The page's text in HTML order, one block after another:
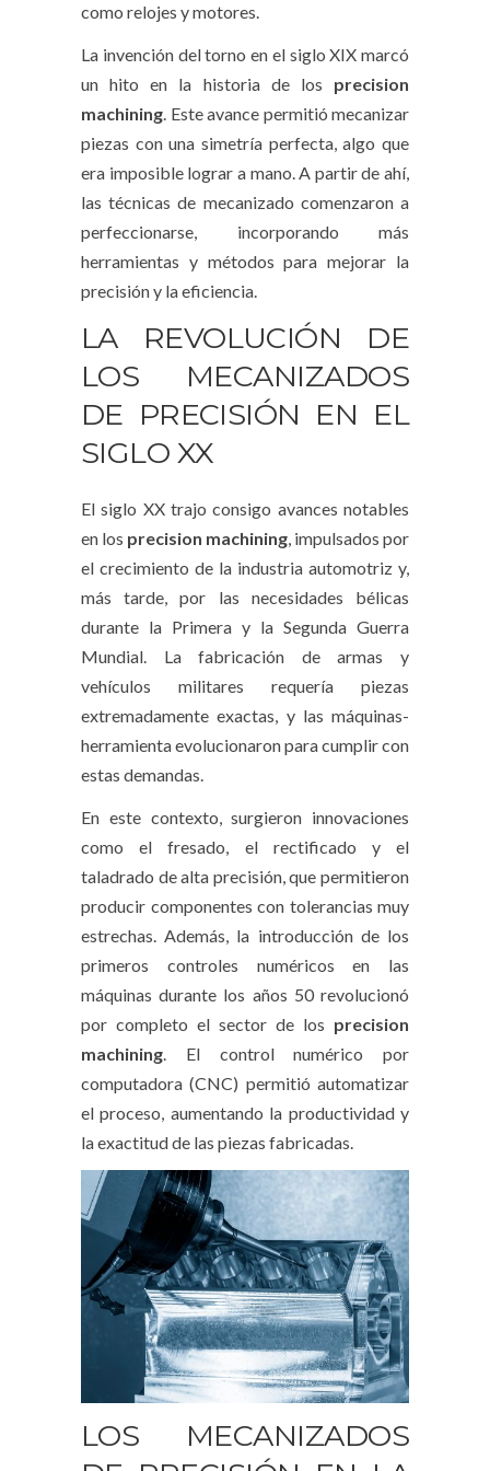
como relojes y motores.
La invención del torno en el siglo XIX marcó
un hito en la historia de los precision
machining. Este avance permitió mecanizar
piezas con una simetría perfecta, algo que
era imposible lograr a mano. A partir de ahí,
las técnicas de mecanizado comenzaron a
perfeccionarse, incorporando más
herramientas y métodos para mejorar la
precisión y la eficiencia.
LA REVOLUCIÓN DE
LOS MECANIZADOS
DE PRECISIÓN EN EL
SIGLO XX
El siglo XX trajo consigo avances notables
en los precision machining, impulsados por
el crecimiento de la industria automotriz y,
más tarde, por las necesidades bélicas
durante la Primera y la Segunda Guerra
Mundial. La fabricación de armas y
vehículos militares requería piezas
extremadamente exactas, y las máquinas-
herramienta evolucionaron para cumplir con
estas demandas.
En este contexto, surgieron innovaciones
como el fresado, el rectificado y el
taladrado de alta precisión, que permitieron
producir componentes con tolerancias muy
estrechas. Además, la introducción de los
primeros controles numéricos en las
máquinas durante los años 50 revolucionó
por completo el sector de los precision
machining. El control numérico por
computadora (CNC) permitió automatizar
el proceso, aumentando la productividad y
la exactitud de las piezas fabricadas.
LOS MECANIZADOS